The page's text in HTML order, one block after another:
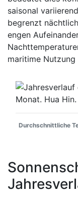
saisonal
begrenzt
engen
maritime
Durchschnittliche